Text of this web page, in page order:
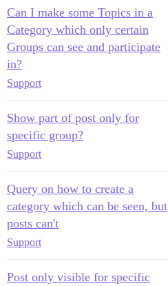
Can I make some Topics in a
Category which only certain
Groups can see and participate
in?
Support
Show part of post only for
specific group?
Support
Query on how to create a
category which can be seen, but
posts can't
Support
Post only visible for specific